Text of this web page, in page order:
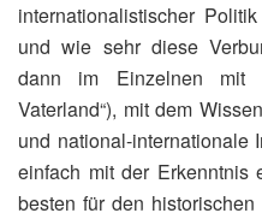
internationalistischer
und wie sehr diese
dann im Einzelnen mit
Vaterland“), mit dem
und national-internationale
einfach mit der Erkenntnis
besten für den